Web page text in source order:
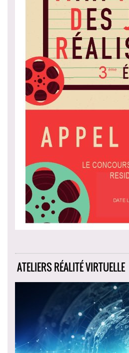
ATELIERS RÉALITÉ VIRTUELLE